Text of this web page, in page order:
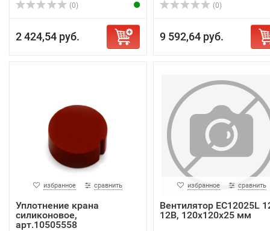
(0)
2 424,54 руб.
(0)
9 592,64 руб.
избранное сравнить
Уплотнение крана
силиконовое,
арт.10505558
избранное сравнить
Вентилятор EC12025L
12B, 120х120х25 мм